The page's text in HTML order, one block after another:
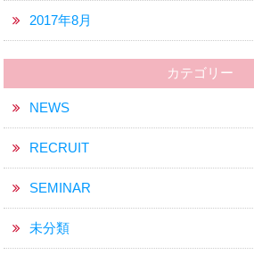
2017年8月
カテゴリー
NEWS
RECRUIT
SEMINAR
未分類